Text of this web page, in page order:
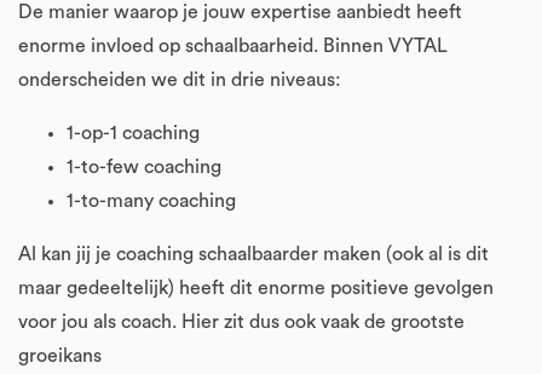
De manier waarop je jouw expertise aanbiedt heeft
enorme invloed op schaalbaarheid. Binnen VYTAL
onderscheiden we dit in drie niveaus:
1-op-1 coaching
1-to-few coaching
1-to-many coaching
Al kan jij je coaching schaalbaarder maken (ook al is dit
maar gedeeltelijk) heeft dit enorme positieve gevolgen
voor jou als coach. Hier zit dus ook vaak de grootste
groeikans